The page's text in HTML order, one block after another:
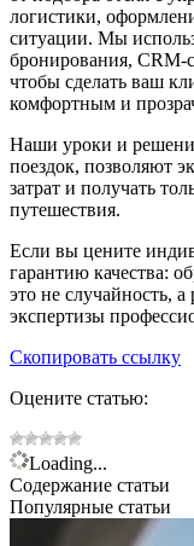
логистики,
ситуации. Мы
бронирования, CRM-
чтобы сделать ваш
комфортным и
Наши уроки и
поездок, позволяют
затрат и получать
путешествия.
Если вы цените
гарантию качества:
это не случайность, а
экспертизы
Скопировать ссылку
Оцените статью:
Loading...
Содержание статьи
Популярные статьи